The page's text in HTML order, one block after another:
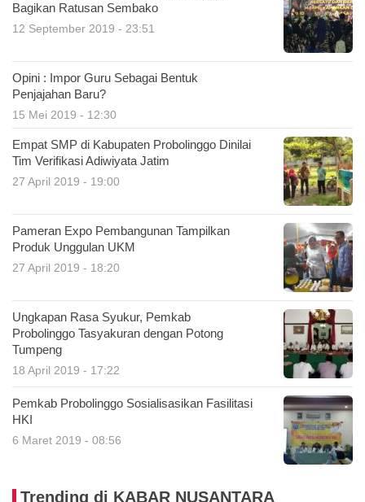
Bagikan Ratusan Sembako
12 September 2019 - 23:51
Opini : Impor Guru Sebagai Bentuk
Penjajahan Baru?
15 Mei 2019 - 12:30
Empat SMP di Kabupaten Probolinggo Dinilai
Tim Verifikasi Adiwiyata Jatim
27 April 2019 - 19:00
Pameran Expo Pembangunan Tampilkan
Produk Unggulan UKM
27 April 2019 - 18:20
Ungkapan Rasa Syukur, Pemkab
Probolinggo Tasyakuran dengan Potong
Tumpeng
18 April 2019 - 17:22
Pemkab Probolinggo Sosialisasikan Fasilitasi
HKI
6 Maret 2019 - 08:56
Trending di KABAR NUSANTARA